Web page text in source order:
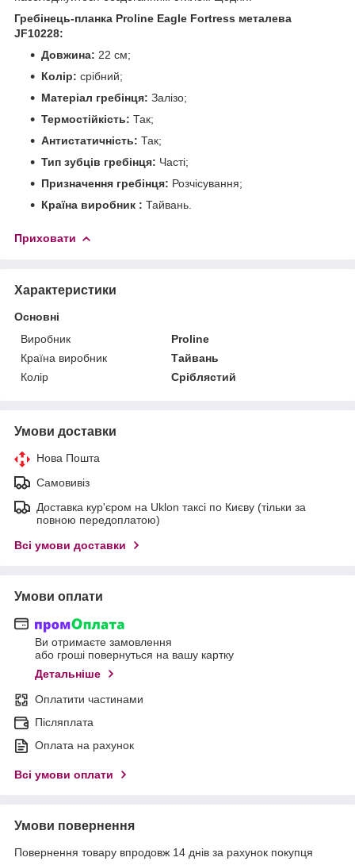
Гребінець-планка Proline Eagle Fortress металева
JF10228:
Довжина: 22 см;
Колір: срібний;
Матеріал гребінця: Залізо;
Термостійкість: Так;
Антистатичність: Так;
Тип зубців гребінця: Часті;
Призначення гребінця: Розчісування;
Країна виробник : Тайвань.
Приховати
Характеристики
Основні
Виробник
Proline
Країна виробник
Тайвань
Колір
Сріблястий
Умови доставки
Нова Пошта
Самовивіз
Доставка кур'єром на Uklon таксі по Києву (тільки за
повною передоплатою)
Всі умови доставки
Умови оплати
Ви отримаєте замовлення
або гроші повернуться на вашу картку
Детальніше
Оплатити частинами
Післяплата
Оплата на рахунок
Всі умови оплати
Умови повернення
Повернення товару впродовж 14 днів за рахунок покупця